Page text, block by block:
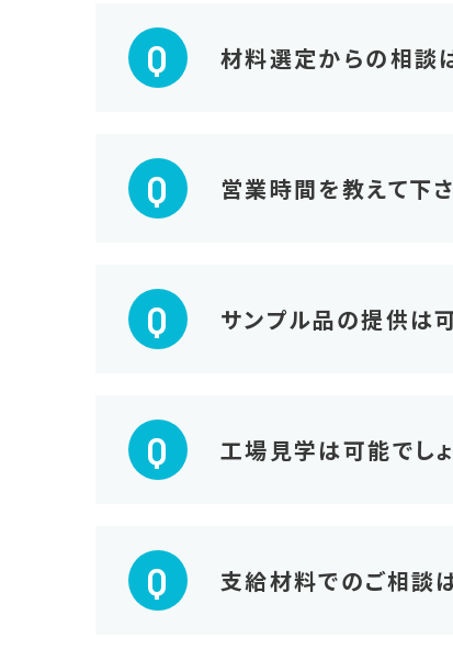
Q 材料選定からの相談
Q 営業時間を教えて下さ
Q サンプル品の提供は可
Q 工場見学は可能でしょ
Q 支給材料でのご相談